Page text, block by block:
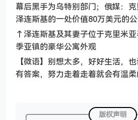
幕后黑手为乌特别部门；俄媒：
泽连斯基的一处价值80万美元的公
↑泽连斯基及其妻子位于克里米
季亚镇的豪华公寓外观
【微语】别想太多，好好生活，
有答案，努力走着走着就会有温柔
版权声明